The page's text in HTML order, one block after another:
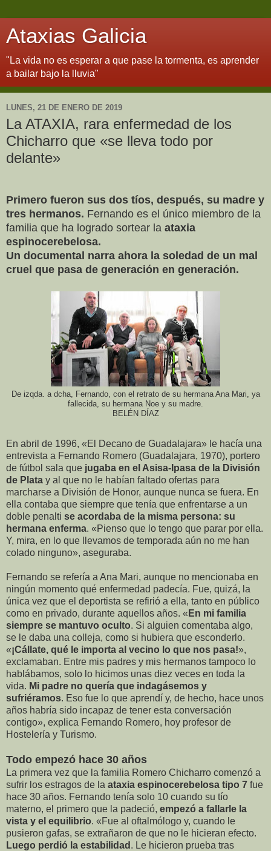
Ataxias Galicia
"La vida no es esperar a que pase la tormenta, es aprender
a bailar bajo la lluvia"
LUNES, 21 DE ENERO DE 2019
La ATAXIA, rara enfermedad de los
Chicharro que «se lleva todo por
delante»
Primero fueron sus dos tíos, después, su madre y
tres hermanos. Fernando es el único miembro de la
familia que ha logrado sortear la ataxia
espinocerebelosa.
Un documental narra ahora la soledad de un mal
cruel que pasa de generación en generación.
De izqda. a dcha, Fernando, con el retrato de su hermana Ana Mari, ya
fallecida, su hermana Noe y su madre.
BELÉN DÍAZ
En abril de 1996, «El Decano de Guadalajara» le hacía una
entrevista a Fernando Romero (Guadalajara, 1970), portero
de fútbol sala que jugaba en el Asisa-Ipasa de la División
de Plata y al que no le habían faltado ofertas para
marcharse a División de Honor, aunque nunca se fuera. En
ella contaba que siempre que tenía que enfrentarse a un
doble penalti se acordaba de la misma persona: su
hermana enferma. «Pienso que lo tengo que parar por ella.
Y, mira, en lo que llevamos de temporada aún no me han
colado ninguno», aseguraba.
Fernando se refería a Ana Mari, aunque no mencionaba en
ningún momento qué enfermedad padecía. Fue, quizá, la
única vez que el deportista se refirió a ella, tanto en público
como en privado, durante aquellos años. « En mi familia
siempre se mantuvo oculto. Si alguien comentaba algo,
se le daba una colleja, como si hubiera que esconderlo.
«¡Cállate, qué le importa al vecino lo que nos pasa!»,
exclamaban. Entre mis padres y mis hermanos tampoco lo
hablábamos, solo lo hicimos unas diez veces en toda la
vida. Mi padre no quería que indagásemos y
sufriéramos. Eso fue lo que aprendí y, de hecho, hace unos
años habría sido incapaz de tener esta conversación
contigo», explica Fernando Romero, hoy profesor de
Hostelería y Turismo.
Todo empezó hace 30 años
La primera vez que la familia Romero Chicharro comenzó a
sufrir los estragos de la ataxia espinocerebelosa tipo 7 fue
hace 30 años. Fernando tenía solo 10 cuando su tío
materno, el primero que la padeció, empezó a fallarle la
vista y el equilibrio. «Fue al oftalmólogo y, cuando le
pusieron gafas, se extrañaron de que no le hicieran efecto.
Luego perdió la estabilidad . Le hicieron prueba tras